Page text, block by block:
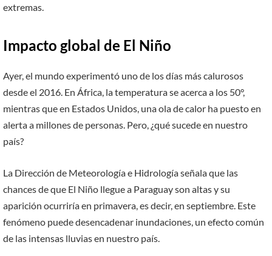
extremas.
Impacto global de El Niño
Ayer, el mundo experimentó uno de los días más calurosos
desde el 2016. En África, la temperatura se acerca a los 50°,
mientras que en Estados Unidos, una ola de calor ha puesto en
alerta a millones de personas. Pero, ¿qué sucede en nuestro
país?
La Dirección de Meteorología e Hidrología señala que las
chances de que El Niño llegue a Paraguay son altas y su
aparición ocurriría en primavera, es decir, en septiembre. Este
fenómeno puede desencadenar inundaciones, un efecto común
de las intensas lluvias en nuestro país.